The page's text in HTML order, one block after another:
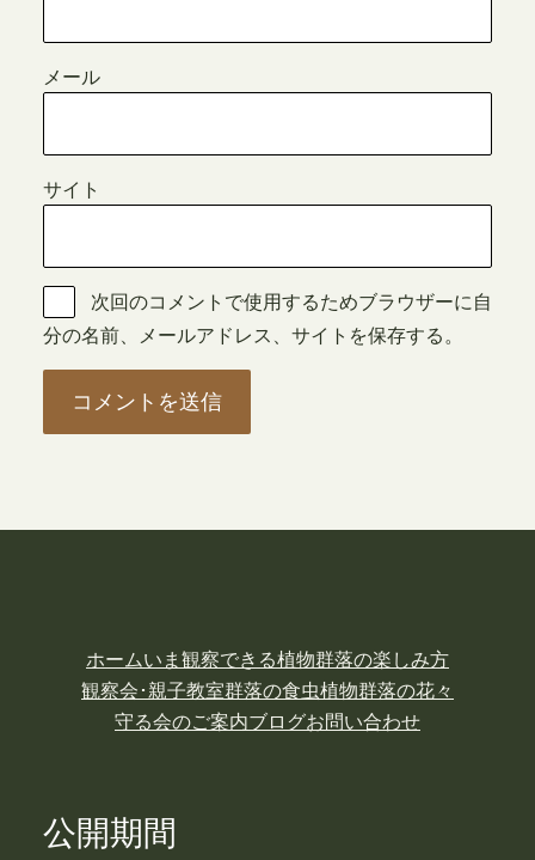
メール
サイト
次回のコメントで使用するためブラウザーに自
分の名前、メールアドレス、サイトを保存する。
ホームいま観察できる植物群落の楽しみ方
観察会･親子教室群落の食虫植物群落の花々
守る会のご案内ブログお問い合わせ
公開期間